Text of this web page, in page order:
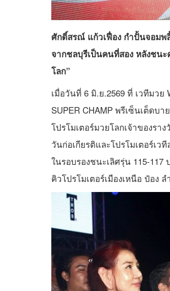
ศักดิ์สรณ์ แก้วเฟื่อง กำปั้นจอมพ
จากชลบุรีเป็นคนที่สอง หลังชน
โลก”
เมื่อวันที่ 6 มิ.ย.2569 ที่ เวทีมวย
SUPER CHAMP พรีเซ็นเต็ดบ
โปรโมเตอร์มวยโลกเจ้าของรา
วันก่อเกียรติและโปรโมเตอร์เ
ในรอบรองชนะเลิศรุ่น 115-
คิวโปรโมเตอร์เมืองเหนือ ป๋อง